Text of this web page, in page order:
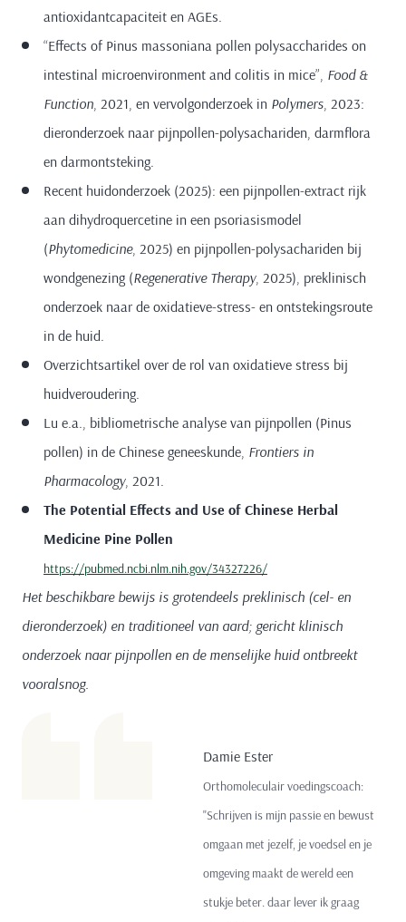
antioxidantcapaciteit en AGEs.
“Effects of Pinus massoniana pollen polysaccharides on
intestinal microenvironment and colitis in mice”, Food &
Function, 2021, en vervolgonderzoek in Polymers, 2023:
dieronderzoek naar pijnpollen-polysachariden, darmflora
en darmontsteking.
Recent huidonderzoek (2025): een pijnpollen-extract rijk
aan dihydroquercetine in een psoriasismodel
(Phytomedicine, 2025) en pijnpollen-polysachariden bij
wondgenezing (Regenerative Therapy, 2025), preklinisch
onderzoek naar de oxidatieve-stress- en ontstekingsroute
in de huid.
Overzichtsartikel over de rol van oxidatieve stress bij
huidveroudering.
Lu e.a., bibliometrische analyse van pijnpollen (Pinus
pollen) in de Chinese geneeskunde, Frontiers in
Pharmacology, 2021.
The Potential Effects and Use of Chinese Herbal
Medicine Pine Pollen
https://pubmed.ncbi.nlm.nih.gov/34327226/
Het beschikbare bewijs is grotendeels preklinisch (cel- en
dieronderzoek) en traditioneel van aard; gericht klinisch
onderzoek naar pijnpollen en de menselijke huid ontbreekt
vooralsnog.
Damie Ester
Orthomoleculair voedingscoach:
"Schrijven is mijn passie en bewust
omgaan met jezelf, je voedsel en je
omgeving maakt de wereld een
stukje beter. daar lever ik graag